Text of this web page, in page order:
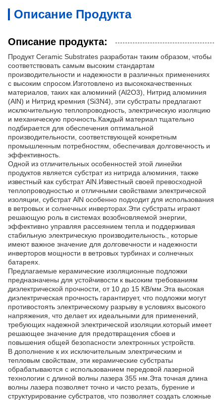
Описание Продукта
Описание продукта:
Продукт Ceramic Substrates разработан таким образом, чтобы
соответствовать самым высоким стандартам
производительности и надежности в различных применениях
с высоким спросом.Изготовлено из высококачественных
материалов, таких как алюминий (Al2O3), Нитрид алюминия
(AlN) и Нитрид кремния (Si3N4), эти субстраты предлагают
исключительную теплопроводность, электрическую изоляцию
и механическую прочность.Каждый материал тщательно
подбирается для обеспечения оптимальной
производительности, соответствующей конкретным
промышленным потребностям, обеспечивая долговечность и
эффективность.
Одной из отличительных особенностей этой линейки
продуктов является субстрат из нитрида алюминия, также
известный как субстрат AlN.Известный своей превосходной
теплопроводностью и отличными свойствами электрической
изоляции, субстрат AlN особенно подходит для использования
в ветровых и солнечных инверторах.Эти субстраты играют
решающую роль в системах возобновляемой энергии,
эффективно управляя рассеянием тепла и поддерживая
стабильную электрическую производительность., которые
имеют важное значение для долговечности и надежности
инверторов мощности в ветровых турбинах и солнечных
батареях.
Предлагаемые керамические изоляционные подложки
предназначены для устойчивости к высоким требованиям
диэлектрической прочности, от 10 до 15 КВ/мм.Эта высокая
диэлектрическая прочность гарантирует, что подложки могут
противостоять электрическому разрыву в условиях высокого
напряжения, что делает их идеальными для применений,
требующих надежной электрической изоляции.который имеет
решающее значение для предотвращения сбоев и
повышения общей безопасности электронных устройств.
В дополнение к их исключительным электрическим и
тепловым свойствам, эти керамические субстраты
обрабатываются с использованием передовой лазерной
технологии с длиной волны лазера 355 нм.Эта точная длина
волны лазера позволяет точно и чисто резать, бурение и
структурирование субстратов, что позволяет создать сложные